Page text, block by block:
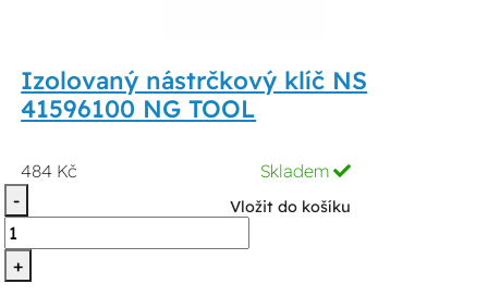
Izolovaný nástrčkový klíč NS
41596100 NG TOOL
484 Kč
Skladem
-
+
Vložit do košíku